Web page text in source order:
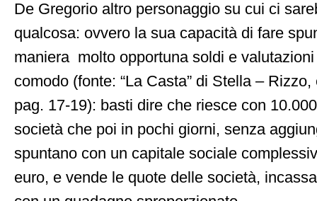
De Gregorio altro personaggio su cui ci
qualcosa: ovvero la sua capacità di fare
maniera molto opportuna soldi e
comodo (fonte: “La Casta” di Stella –
pag. 17-19): basti dire che riesce con
società che poi in pochi giorni, senza
spuntano con un capitale sociale
euro, e vende le quote delle società,